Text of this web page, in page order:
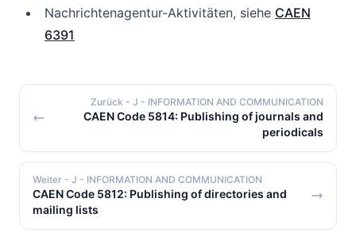
Nachrichtenagentur-Aktivitäten, siehe CAEN
6391
Zurück - J - INFORMATION AND COMMUNICATION
CAEN Code 5814: Publishing of journals and
periodicals
Weiter - J - INFORMATION AND COMMUNICATION
CAEN Code 5812: Publishing of directories and
mailing lists